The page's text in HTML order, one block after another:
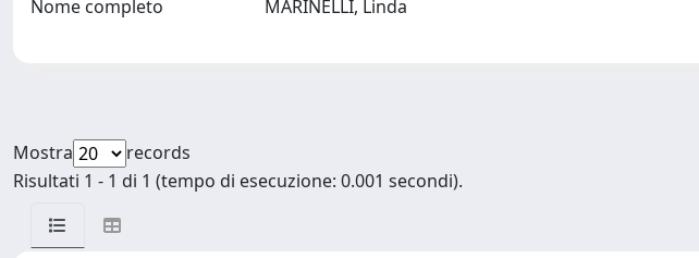
Nome completo MARINELLI, Linda
Mostra
records
Risultati 1 - 1 di 1 (tempo di esecuzione: 0.001 secondi).